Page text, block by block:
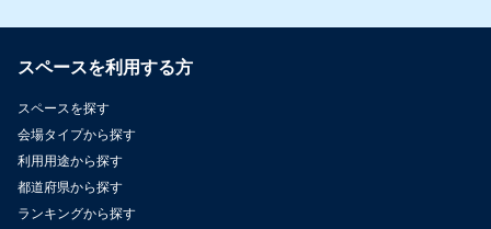
スペースを利用する方
スペースを探す
会場タイプから探す
利用用途から探す
都道府県から探す
ランキングから探す